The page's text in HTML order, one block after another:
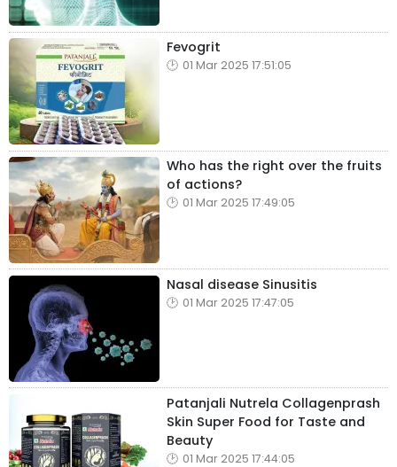
Fevogrit
01 Mar 2025 17:51:05
Who has the right over the fruits
of actions?
01 Mar 2025 17:49:05
Nasal disease Sinusitis
01 Mar 2025 17:47:05
Patanjali Nutrela Collagenprash
Skin Super Food for Taste and
Beauty
01 Mar 2025 17:44:05